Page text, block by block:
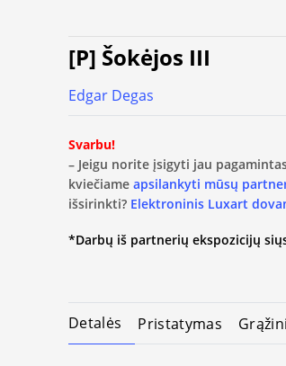
[P] Šokėjos III
Edgar Degas
Svarbu!
– Jeigu norite įsigyti jau
kviečiame apsilankyti mūsų
išsirinkti? Elektroninis Luxart
*Darbų iš partnerių ekspozicijų
Detalės Pristatymas